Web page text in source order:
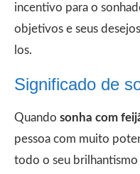
incentivo para o
objetivos e seus
los.
Significado de
Quando sonha com
pessoa com muito
todo o seu